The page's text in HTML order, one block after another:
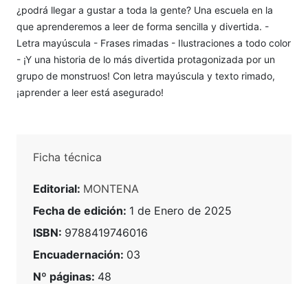
¿podrá llegar a gustar a toda la gente? Una escuela en la
que aprenderemos a leer de forma sencilla y divertida. -
Letra mayúscula - Frases rimadas - Ilustraciones a todo color
- ¡Y una historia de lo más divertida protagonizada por un
grupo de monstruos! Con letra mayúscula y texto rimado,
¡aprender a leer está asegurado!
Ficha técnica
Editorial: MONTENA
Fecha de edición: 1 de Enero de 2025
ISBN: 9788419746016
Encuadernación: 03
Nº páginas: 48